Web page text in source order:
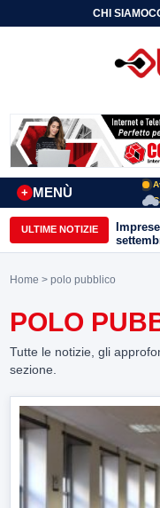
CHI SIAMO
MENÙ
+
ULTIME NOTIZIE
e
Home > polo pubblico
POLO
Tutte le notizie, gli
sezione.